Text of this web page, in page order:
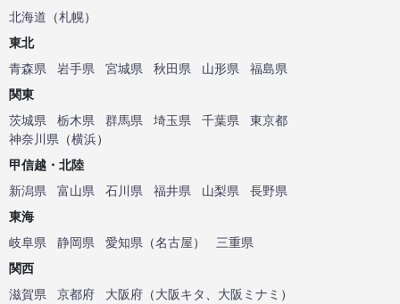
北海道 （札幌）
東北
青森県
岩手県 宮城県 秋田県 山形県
福島県
関東
茨城県
栃木県 群馬県 埼玉県 千葉県
東京都
神奈川県 （横浜）
甲信越・北陸
新潟県
富山県 石川県 福井県 山梨県
長野県
東海
岐阜県
静岡県 愛知県 （名古屋）
三重県
関西
滋賀県
京都府 大阪府 （大阪キタ 大阪ミナミ ）